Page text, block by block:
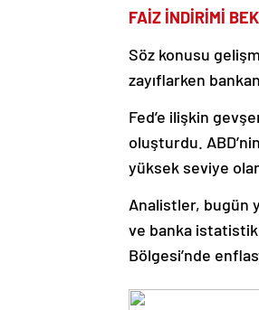
FAİZ İNDİRİMİ
Söz konusu
zayıflarken
Fed’e ilişkin
oluşturdu.
yüksek seviye
Analistler, bugün
ve banka
Bölgesi’nde